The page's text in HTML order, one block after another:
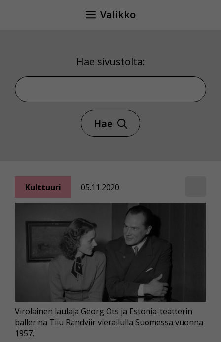
Valikko
Hae sivustolta:
Hae sivustolta
Hae
Kulttuuri 05.11.2020
Virolainen laulaja Georg Ots ja Estonia-teatterin
ballerina Tiiu Randviir vierailulla Suomessa vuonna
1957.